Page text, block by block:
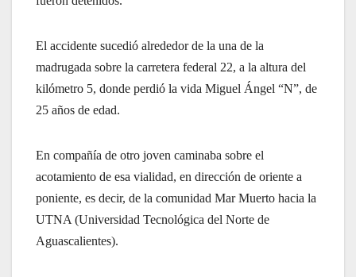
El accidente sucedió alrededor de la una de la
madrugada sobre la carretera federal 22, a la altura del
kilómetro 5, donde perdió la vida Miguel Ángel “N”, de
25 años de edad.
En compañía de otro joven caminaba sobre el
acotamiento de esa vialidad, en dirección de oriente a
poniente, es decir, de la comunidad Mar Muerto hacia la
UTNA (Universidad Tecnológica del Norte de
Aguascalientes).